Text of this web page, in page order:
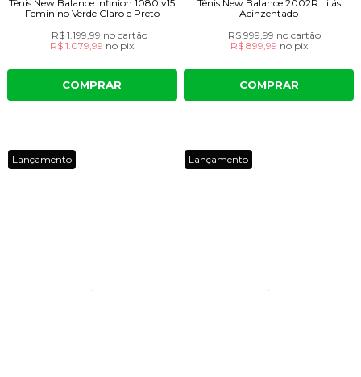
Tênis New Balance Infinion 1080 v15
Feminino Verde Claro e Preto
R$ 1.199,99 no cartão
R$ 1.079,99 no pix
COMPRAR
Tênis New Balance 2002R Lilás
Acinzentado
R$ 999,99 no cartão
R$ 899,99 no pix
COMPRAR
Lançamento Lançamento